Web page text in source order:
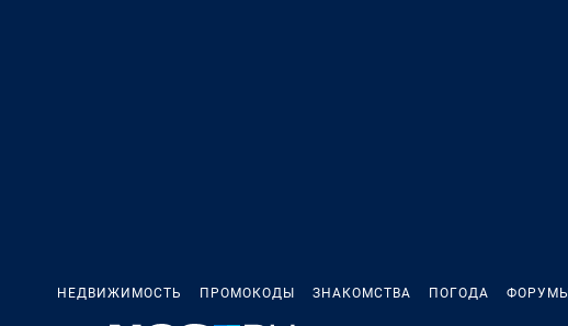
НЕДВИЖИМОСТЬ ПРОМОКОДЫ ЗНАКОМСТВА ПОГОДА ФОРУМЫ